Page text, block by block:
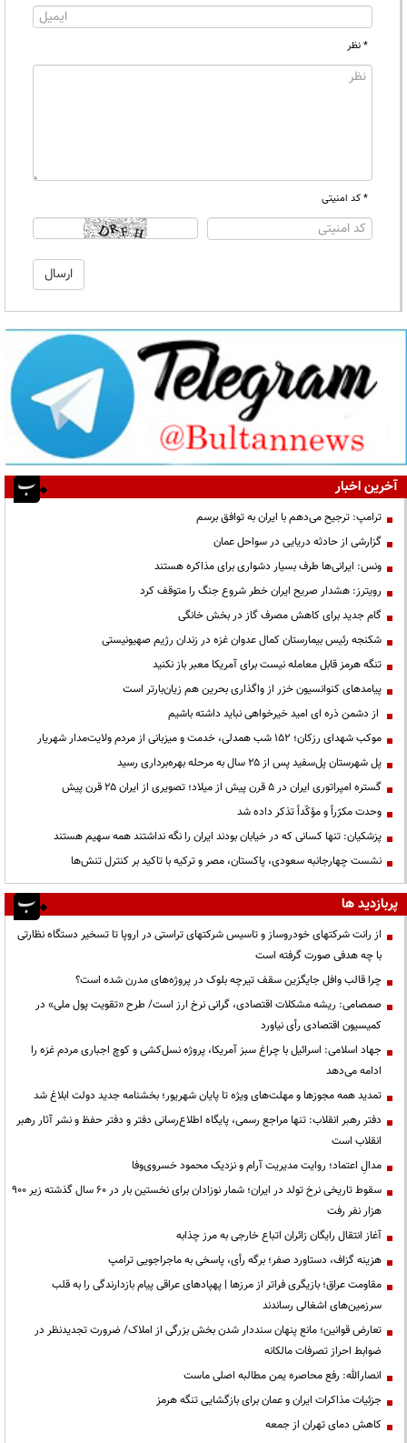
* نظر
* کد امنیتی
آخرین اخبار
ترامپ: ترجیح می‌دهم با ایران به توافق برسم
گزارشی از حادثه دریایی در سواحل عمان
ونس: ایرانی‌ها طرف بسیار دشواری برای مذاکره هستند
رویترز: هشدار صریح ایران خطر شروع جنگ را متوقف کرد
گام جدید برای کاهش مصرف گاز در بخش خانگی
شکنجه رئیس بیمارستان کمال عدوان غزه در زندان رژیم صهیونیستی
تنگه هرمز قابل معامله نیست برای آمریکا معبر باز نکنید
پیامدهای کنوانسیون خزر از واگذاری بحرین هم زیان‌بارتر است
از دشمن ذره ای امید خیرخواهی نباید داشته باشیم
موکب شهدای رزکان؛ ۱۵۲ شب همدلی، خدمت و میزبانی از مردم ولایت‌مدار شهریار
پل شهرستان پل‌سفید پس از ۲۵ سال به مرحله بهره‌برداری رسید
گستره امپراتوری ایران در ۵ قرن پیش از میلاد؛ تصویری از ایران ۲۵ قرن پیش
وحدت مکرّراً و مؤکّداً تذکر داده شد
پزشکیان: تنها کسانی که در خیابان بودند ایران را نگه نداشتند همه سهیم هستند
نشست چهارجانبه سعودی، پاکستان، مصر و ترکیه با تاکید بر کنترل تنش‌ها
پربازدید ها
از رانت‌ شرکتهای خودروساز و تاسیس شرکتهای تراستی در اروپا تا تسخیر دستگاه نظارتی
با چه هدفی صورت گرفته است
چرا قالب وافل جایگزین سقف تیرچه بلوک در پروژه‌های مدرن شده است؟
صمصامی: ریشه مشکلات اقتصادی، گرانی نرخ ارز است/ طرح «تقویت پول ملی» در
کمیسیون اقتصادی رأی نیاورد
جهاد اسلامی: اسرائیل با چراغ سبز آمریکا، پروژه نسل‌کشی و کوچ اجباری مردم غزه را
ادامه می‌دهد
تمدید همه مجوزها و مهلت‌های ویژه تا پایان شهریور؛ بخشنامه جدید دولت ابلاغ شد
دفتر رهبر انقلاب: تنها مراجع رسمی، پایگاه اطلاع‌رسانی دفتر و دفتر حفظ و نشر آثار رهبر
انقلاب است
مدالِ اعتماد؛ روایت مدیریت آرام و نزدیک محمود خسروی‌وفا
سقوط تاریخی نرخ تولد در ایران؛ شمار نوزادان برای نخستین بار در ۶۰ سال گذشته زیر ۹۰۰
هزار نفر رفت
آغاز انتقال رایگان زائران اتباع خارجی به مرز چذابه
هزینه گزاف، دستاورد صفر؛ برگه رأی، پاسخی به ماجراجویی ترامپ
مقاومت عراق؛ بازیگری فراتر از مرزها | پهپادهای عراقی پیام بازدارندگی را به قلب
سرزمین‌های اشغالی رساندند
تعارض قوانین؛ مانع پنهان سنددار شدن بخش بزرگی از املاک/ ضرورت تجدیدنظر در
ضوابط احراز تصرفات مالکانه
انصارالله: رفع محاصره یمن مطالبه اصلی ماست
جزئیات مذاکرات ایران و عمان برای بازگشایی تنگه هرمز
کاهش دمای تهران از جمعه